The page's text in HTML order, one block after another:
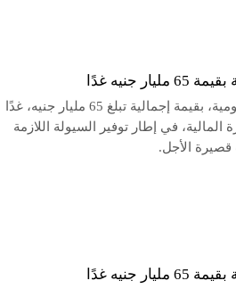
جنيه غدًا
يطرح البنك المركزي المصري أذون خزانة حكومية، بقيمة إجمالية تبلغ 65 مليار جنيه، غدًا
2025، نيابةً عن وزارة المالية، في إطار توفير السيولة اللازمة
قصيرة الأجل.
جنيه غدًا